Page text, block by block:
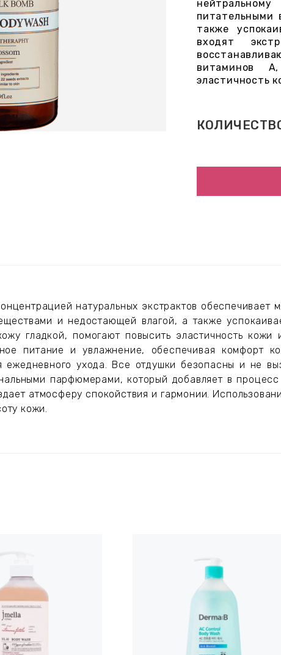
питательными
также
входят
витаминов
эластичность
натуральных экстрактов обеспечивает
и недостающей влагой, а также
гладкой, помогают повысить эластичность
питание и увлажнение, обеспечивая комфорт
ежедневного ухода. Все отдушки безопасны и не
парфюмерами, который добавляет в
атмосферу спокойствия и гармонии.
кожи.